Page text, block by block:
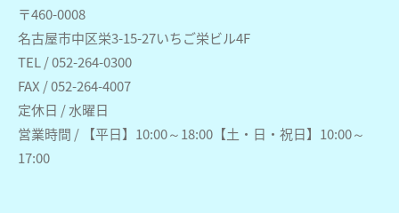
〒460-0008
名古屋市中区栄3-15-27いちご栄ビル4F
TEL / 052-264-0300
FAX / 052-264-4007
定休日 / 水曜日
営業時間 / 【平日】10:00～18:00【土・日・祝日】10:00～
17:00